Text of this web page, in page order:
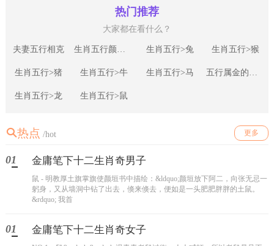
热门推荐
大家都在看什么？
夫妻五行相克 生肖五行颜色相生相克关系 生肖五行>兔 生肖五行>猴
生肖五行>猪 生肖五行>牛 生肖五行>马 五行属金的相生相克关系
生肖五行>龙 生肖五行>鼠
热点 /hot 更多
01 金庸笔下十二生肖奇男子
鼠 - 明教厚土旗掌旗使颜垣书中描绘：&ldquo;颜垣放下阿二，向张无忌一
躬身，又从墙洞中钻了出去，倏来倏去，便如是一头肥肥胖胖的土鼠。
&rdquo;我首
01 金庸笔下十二生肖奇女子